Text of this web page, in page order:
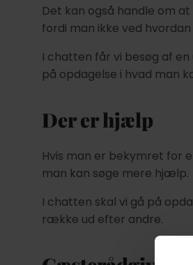
Det kan også handle om
fordi man ikke ved
I chatten får vi besøg af
på opdagelse i hvad man
Der er hjælp
Hvis man er bekymret for
man kan søge mere hjælp.
I chatten skal vi gå på
række ud efter andre.